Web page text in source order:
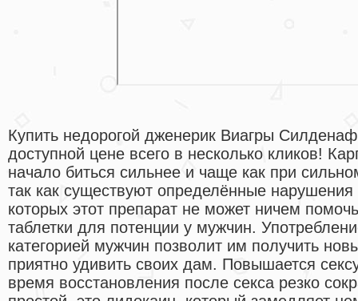
Купить недорогой дженерик Виагры
доступной цене всего в несколько кликов!
начало биться сильнее и чаще как при
так как существуют определённые
которых этот препарат не может ничем
таблетки для потенции у мужчин.
категорией мужчин позволит им получить
приятно удивить своих дам. Повышается
время восстановления после секса резко